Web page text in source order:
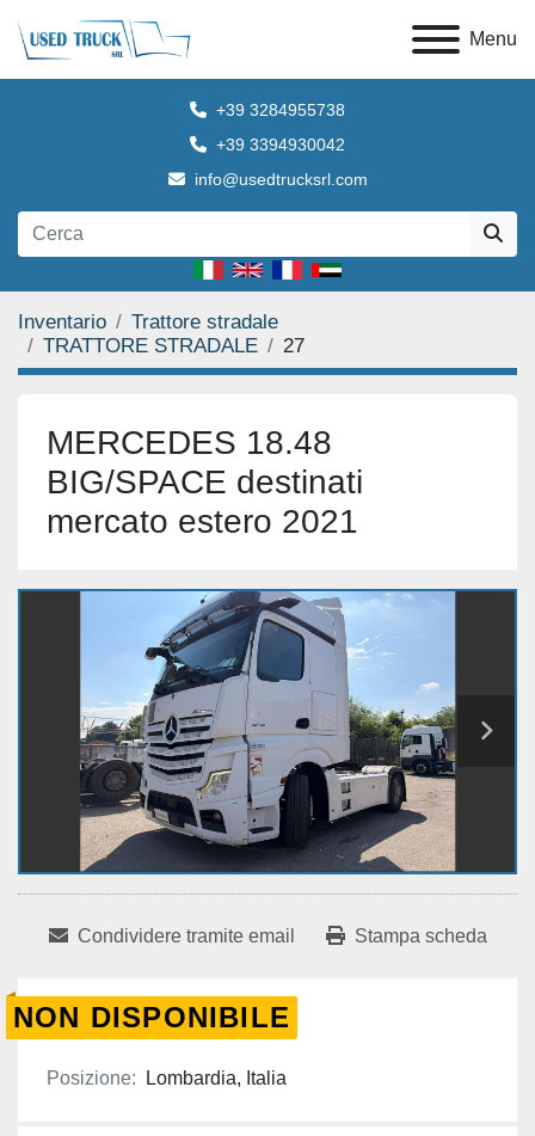
Menu
+39 3284955738
+39 3394930042
info@usedtrucksrl.com
Inventario
Trattore stradale
TRATTORE STRADALE
27
MERCEDES 18.48
BIG/SPACE destinati
mercato estero 2021
Condividere tramite email Stampa scheda
NON DISPONIBILE
Posizione: Lombardia, Italia